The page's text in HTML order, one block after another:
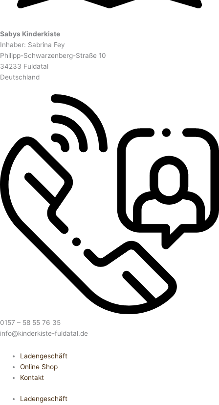
Sabys Kinderkiste
Inhaber: Sabrina Fey
Philipp-Schwarzenberg-Straße 10
34233 Fuldatal
Deutschland
0157 – 58 55 76 35
info@kinderkiste-fuldatal.de
Ladengeschäft
Online Shop
Kontakt
Ladengeschäft